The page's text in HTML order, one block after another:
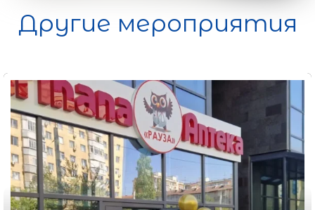
Другие мероприятия